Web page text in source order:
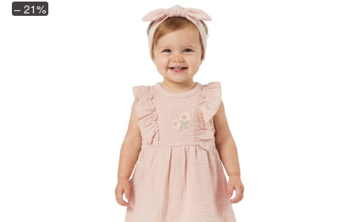
παραλλαγές.
Οι
επιλογές
μπορούν
να
επιλεγούν
στη
σελίδα
του
προϊόντος
– 21%